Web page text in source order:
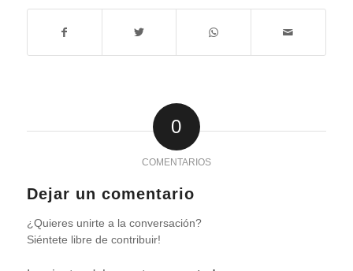
0
COMENTARIOS
Dejar un comentario
¿Quieres unirte a la conversación?
Siéntete libre de contribuir!